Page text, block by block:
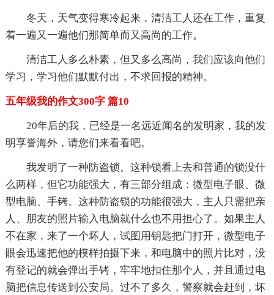
冬天，天气变得寒冷起来，清洁工人还在工作，重复
着一遍又一遍他们那简单而又高尚的工作。
清洁工人多么朴素，但又多么高尚，我们应该向他们
学习，学习他们默默付出，不求回报的精神。
五年级我的作文300字 篇10
20年后的我，已经是一名远近闻名的发明家，我的发
明享誉海外，请您们来看看吧。
我发明了一种防盗锁。这种锁看上去和普通的锁没什
么两样，但它功能强大，有三部分组成：微型电子眼、微
型电脑、手铐。这种防盗锁的功能很强大，主人只需把亲
人、朋友的照片输入电脑就什么也不用担心了。如果主人
不在家，来了一个坏人，试图用钥匙把门打开，微型电子
眼会迅速把他的模样拍摄下来，和电脑中的照片比对，没
有登记的就会弹出手铐，牢牢地扣住那个人，并且通过电
脑把信息传送到公安局。过不了多久，警察就会赶到，坏